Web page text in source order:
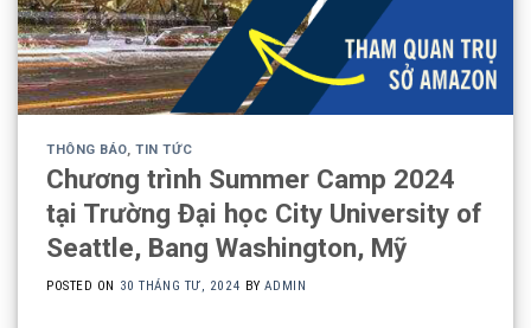
THÔNG BÁO,TIN TỨC
Chương trình Summer Camp 2024
tại Trường Đại học City University of
Seattle, Bang Washington, Mỹ
POSTED ON 30 THÁNG TƯ, 2024 BYADMIN